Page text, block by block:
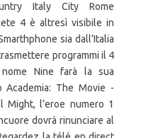
Italy City Rome
4 è altresì visibile in
sia dall’Italia
programmi il 4
Nine farà la sua
The Movie -
Might, l’eroe numero 1
dovrà rinunciare al